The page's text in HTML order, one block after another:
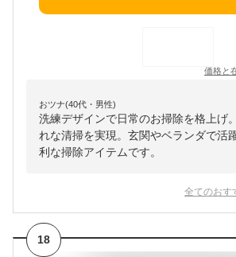
価格と
おツナ(40代・男性)
洗練デザインで日常のお掃除を格上げ
れな清掃を実現。玄関やベランダで活
利な掃除アイテムです。
全てのおす
18